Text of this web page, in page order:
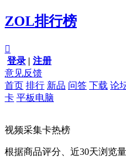
ZOL排行榜

登录 | 注册
意见反馈
首页 排行 新品 问答 下载 论
卡 平板电脑
视频采集卡热榜
根据商品评分、近30天浏览